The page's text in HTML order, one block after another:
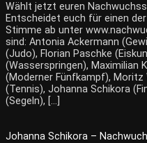
Wählt jetzt euren
Entscheidet euch für einen
Stimme ab unter
sind: Antonia Ackermann
(Judo), Florian Paschke
(Wasserspringen), Maximilian
(Moderner Fünfkampf), Moritz
(Tennis), Johanna Schikora
(Segeln), […]
Johanna Schikora –